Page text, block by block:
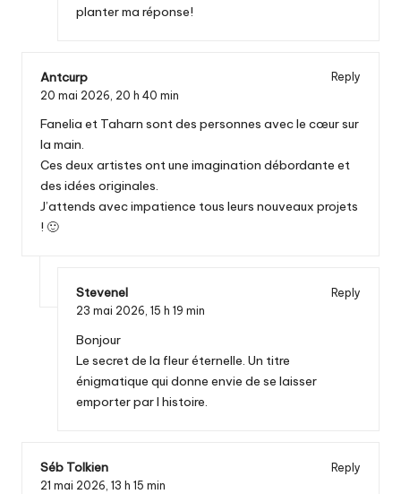
planter ma réponse!
Antcurp
Reply
20 mai 2026, 20 h 40 min
Fanelia et Taharn sont des personnes avec le cœur sur
la main.
Ces deux artistes ont une imagination débordante et
des idées originales.
J’attends avec impatience tous leurs nouveaux projets
! 🙂
Stevenel
Reply
23 mai 2026, 15 h 19 min
Bonjour
Le secret de la fleur éternelle. Un titre
énigmatique qui donne envie de se laisser
emporter par l histoire.
Séb Tolkien
Reply
21 mai 2026, 13 h 15 min